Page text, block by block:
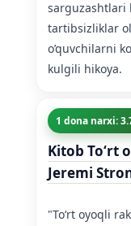
sarguzashtlari
tartibsizliklar
o’quvchilarni
kulgili hikoya.
1 dona narxi:
Kitob Toʻrt
Jeremi
"Toʻrt oyoqli